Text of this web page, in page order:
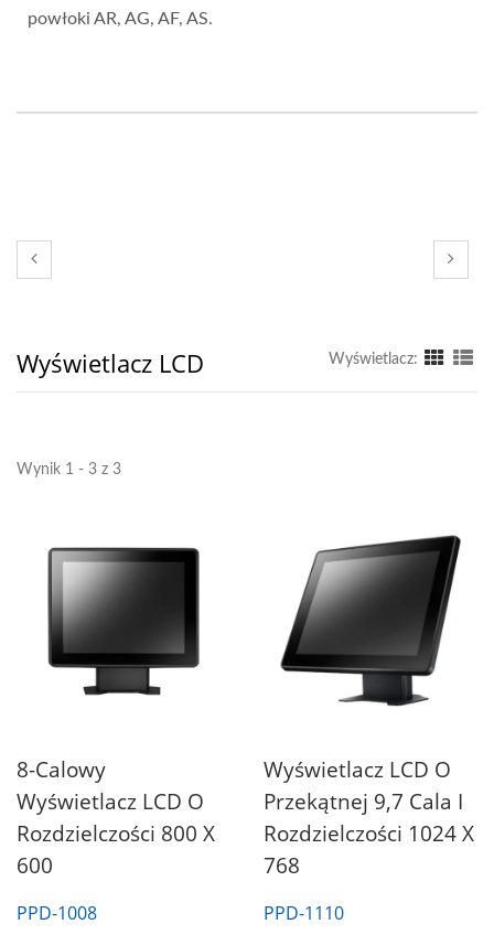
powłoki AR, AG, AF, AS.
Wyświetlacz LCD Wyświetlacz:
Wynik 1 - 3 z 3
8-Calowy
Wyświetlacz LCD O
Rozdzielczości 800 X
600
PPD-1008
Wyświetlacz LCD O
Przekątnej 9,7 Cala I
Rozdzielczości 1024 X
768
PPD-1110